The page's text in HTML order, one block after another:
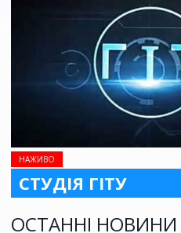
НАЖИВО
СТУДІЯ ГІТУ
ОСТАННІ НОВИНИ